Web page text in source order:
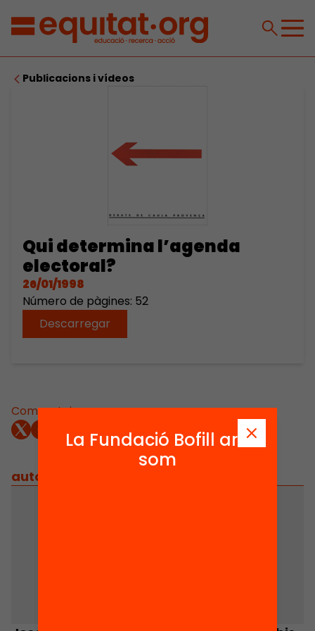
Publicacions i vídeos
Qui determina l’agenda
electoral?
26/01/1998
Número de pàgines: 52
Descarregar
Comparteix:
autors
La Fundació Bofill ara
som